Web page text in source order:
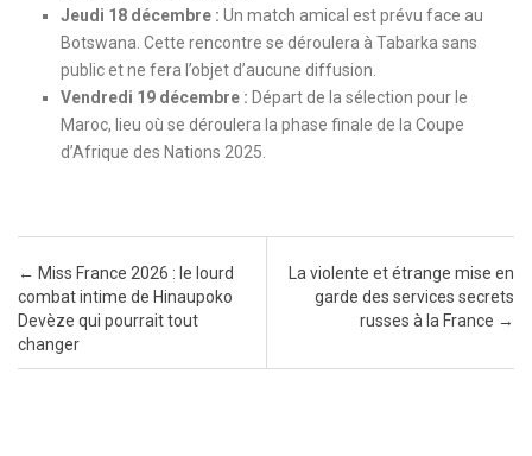
Jeudi 18 décembre : Un match amical est prévu face au
Botswana. Cette rencontre se déroulera à Tabarka sans
public et ne fera l’objet d’aucune diffusion.
Vendredi 19 décembre : Départ de la sélection pour le
Maroc, lieu où se déroulera la phase finale de la Coupe
d’Afrique des Nations 2025.
Post navigation
← Miss France 2026 : le lourd
combat intime de Hinaupoko
Devèze qui pourrait tout
changer
La violente et étrange mise en
garde des services secrets
russes à la France →